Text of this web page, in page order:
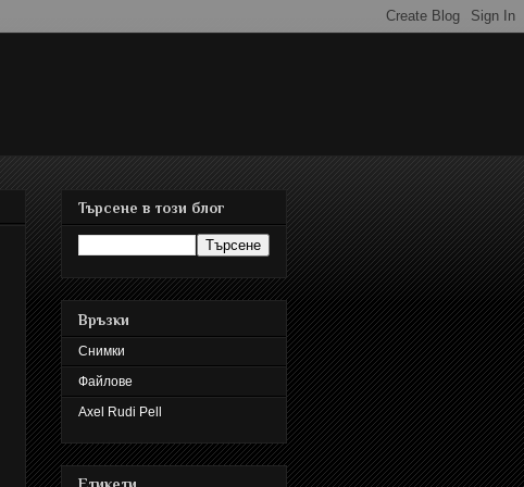
Търсене в този блог
Връзки
Снимки
Файлове
Axel Rudi Pell